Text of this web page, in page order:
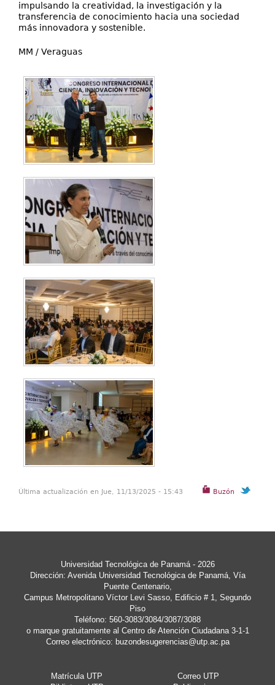
impulsando la creatividad, la investigación y la
transferencia de conocimiento hacia una sociedad
más innovadora y sostenible.
MM / Veraguas
Buzón
Última actualización en Jue, 11/13/2025 - 15:43
Universidad Tecnológica de Panamá - 2026
Dirección: Avenida Universidad Tecnológica de Panamá, Vía
Puente Centenario,
Campus Metropolitano Víctor Levi Sasso, Edificio # 1, Segundo
Piso
Teléfono: 560-3083/3084/3087/3088
o marque gratuitamente al Centro de Atención Ciudadana 3-1-1
Correo electrónico: buzondesugerencias@utp.ac.pa
Matrícula UTP
Correo UTP